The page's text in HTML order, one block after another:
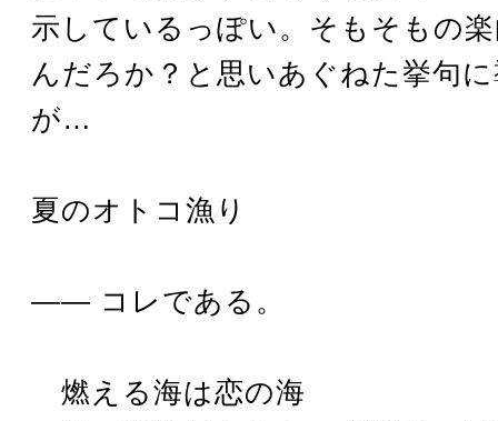
示しているっぽい。そもそもの
んだろか？と思いあぐねた挙句
が…
夏のオトコ漁り
―― コレである。
燃える海は恋の海